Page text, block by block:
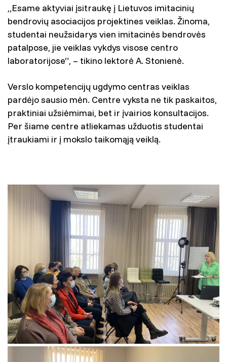
„Esame aktyviai įsitraukę į Lietuvos imitacinių
bendrovių asociacijos projektines veiklas. Žinoma,
studentai neužsidarys vien imitacinės bendrovės
patalpose, jie veiklas vykdys visose centro
laboratorijose“, – tikino lektorė A. Stonienė.
Verslo kompetencijų ugdymo centras veiklas
pardėjo sausio mėn. Centre vyksta ne tik paskaitos,
praktiniai užsiėmimai, bet ir įvairios konsultacijos.
Per šiame centre atliekamas užduotis studentai
įtraukiami ir į mokslo taikomąją veiklą.